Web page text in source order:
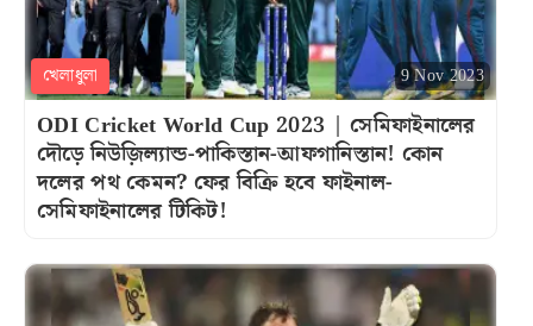
খেলাধুলা 9 Nov 2023
ODI Cricket World Cup 2023 | সেমিফাইনালের
দৌড়ে নিউজ়িল্যান্ড-পাকিস্তান-আফগানিস্তান! কোন
দলের পথ কেমন? ফের বিক্রি হবে ফাইনাল-
সেমিফাইনালের টিকিট!